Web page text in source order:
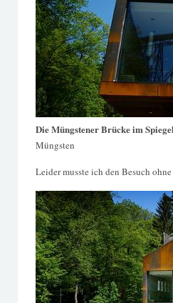
Die Müngstener Brücke im
Müngsten
Leider musste ich den Besuch